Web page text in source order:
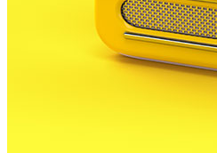
una situació de precarietat
treballadora social de
Torres explica a qui van
La mateixa Torres explica a